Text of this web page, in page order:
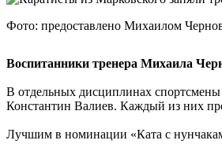
Фото: предоставлено Михаилом
Воспитанники тренера Михаила
В отдельных дисциплинах
Константин Валиев. Каждый из них
Лучшим в номинации «Ката с